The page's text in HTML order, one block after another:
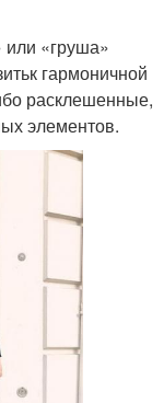
или «груша»
гармоничной
расклешенные,
элементов.